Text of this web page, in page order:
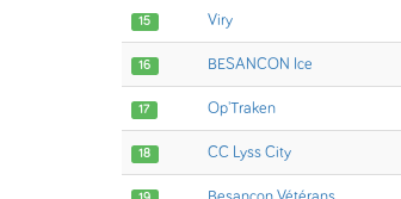
15 Viry
16 BESANCON Ice
17 Op'Traken
18 CC Lyss City